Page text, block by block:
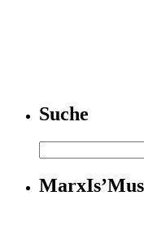
Suche
nach: